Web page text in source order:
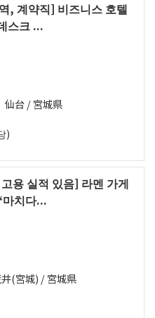
, 계약직] 비즈니스 호텔
스크 ...
台 / 宮城県
)
용 실적 있음] 라멘 가게
마치다...
(宮城) / 宮城県